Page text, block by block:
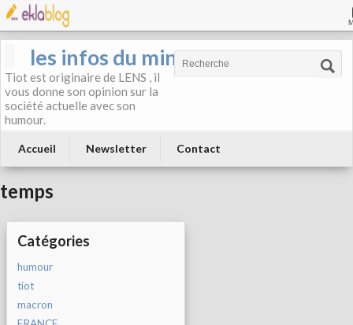
les infos du mineur
Tiot est originaire de LENS , il
vous donne son opinion sur la
société actuelle avec son
humour.
Accueil Newsletter Contact
temps
Catégories
humour
tiot
macron